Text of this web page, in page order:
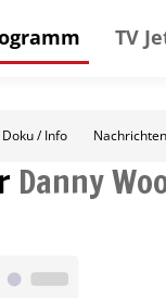
TV
Doku / Info Nachrichten
Danny